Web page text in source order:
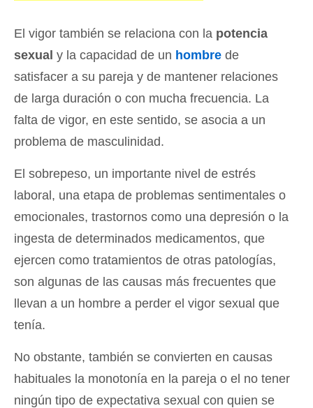
El vigor también se relaciona con la potencia
sexual y la capacidad de un hombre de
satisfacer a su pareja y de mantener relaciones
de larga duración o con mucha frecuencia. La
falta de vigor, en este sentido, se asocia a un
problema de masculinidad.
El sobrepeso, un importante nivel de estrés
laboral, una etapa de problemas sentimentales o
emocionales, trastornos como una depresión o la
ingesta de determinados medicamentos, que
ejercen como tratamientos de otras patologías,
son algunas de las causas más frecuentes que
llevan a un hombre a perder el vigor sexual que
tenía.
No obstante, también se convierten en causas
habituales la monotonía en la pareja o el no tener
ningún tipo de expectativa sexual con quien se